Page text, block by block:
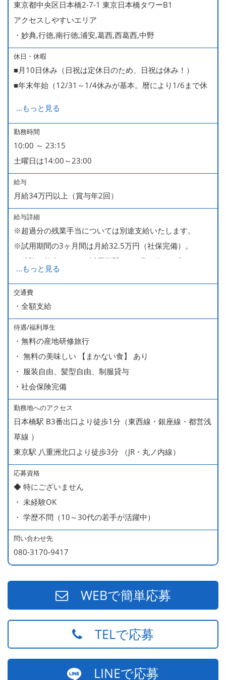
東京都中央区日本橋2-7-1 東京日本橋タワーB1
アクセスしやすいエリア
・妙典,行徳,南行徳,浦安,葛西,西葛西,中野
休日・休暇
■月10日休み（日祝は定休日のため、日祝は休み！）
■年末年始（12/31～1/4休みが基本。暦により1/6まで休
みなどもございます）
■GW・お盆（暦通り）
■有給休暇
■慶弔休暇
■産休・育休（男性育休取得4名・女性産休2名・育休復帰
率100％ ＊2023～2025年実績）
...もっと見る
勤務時間
10:00 ～ 23:15
土曜日は14:00～23:00
給与
月給34万円以上（賞与年2回）
給与詳細
※超過分の残業手当については別途支給いたします。
※試用期間の3ヶ月間は月給32.5万円（社保完備）。
経験・能力により、試用期間が1ヶ月で終わる方もいま
す。
※上記月給には、一律支給のみなし残業手当（月65時間
分・10万円）を含んでいます。
■ 昇給（随時）
■ 賞与 年２回（夏・秋）約１ヶ月分
■ インセンティブ制度（月額約4万円～20万円）
＊店長・料理長候補・統括店長・統括料理長候補の場合
＜給与モデル＞
450万円／社員（20代・入社1年目・入籍予定のパートナ
ー持ち）
490万円／店長代理（20代・入社2年目・入社後に結婚。
ラブラブな新婚さん）
540万円／店長（20代・入社3年目・ 育休取得して、更に
やる気MAXの2児のお父さん）
670万円／統括店長（30代・入社7年目・中学生の長男筆
頭に3人の子供を持つ一家の大黒柱）
...もっと見る
交通費
・全額支給
待遇/福利厚生
・無料の産地研修旅行
・ 無料の美味しい 【まかない食】 あり
・ 服装自由、髪型自由、制服貸与
・社会保険完備
勤務地へのアクセス
日本橋駅 B3番出口より徒歩1分（東西線・銀座線・都営浅
草線 ）
東京駅 八重洲北口より徒歩3分 （JR・丸ノ内線）
応募資格
◆ 特にございません
・ 未経験OK
・ 学歴不問（10～30代の若手が活躍中）
問い合わせ先
080-3170-9417
WEBで簡単応募
TELで応募
LINEで応募